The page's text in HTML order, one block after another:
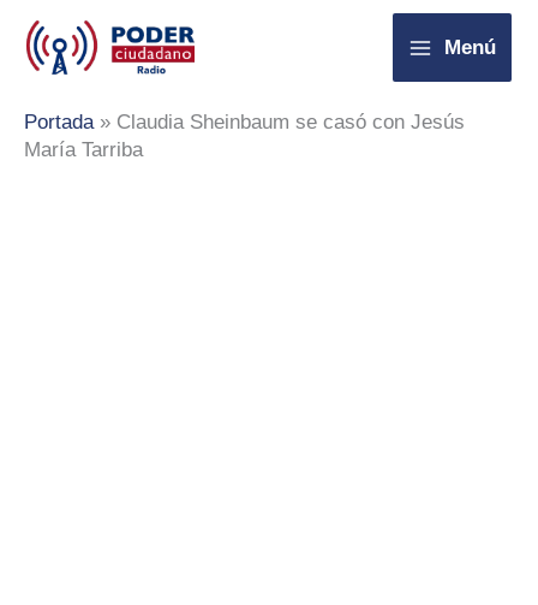
contenido
Menú
Portada» Claudia Sheinbaum se casó con Jesús
María Tarriba